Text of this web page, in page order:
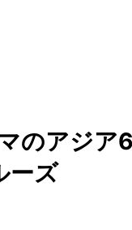
のアジア
ーズ